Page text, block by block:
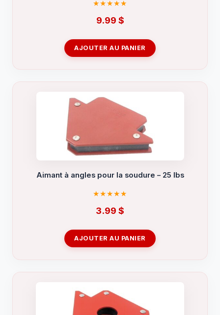
9.99 $
AJOUTER AU PANIER
Aimant à angles pour la soudure – 25 lbs
3.99 $
AJOUTER AU PANIER